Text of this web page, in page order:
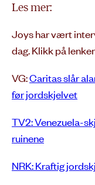
Les mer:
Joys har vært
dag. Klikk på
VG:Caritas slår
før jordskjelvet
TV2: Venezuela-
ruinene
NRK: Kraftig